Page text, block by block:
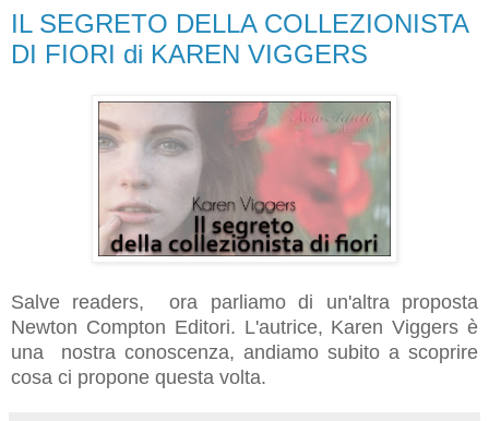
IL SEGRETO DELLA COLLEZIONISTA
DI FIORI di KAREN VIGGERS
Salve readers, ora parliamo di un'altra proposta
Newton Compton Editori. L'autrice, Karen Viggers è
una nostra conoscenza, andiamo subito a scoprire
cosa ci propone questa volta.